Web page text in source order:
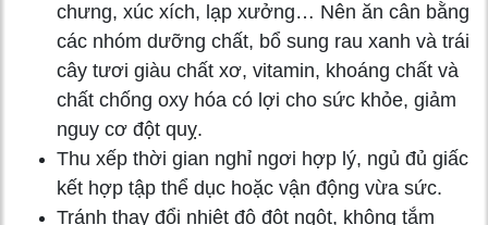
chưng, xúc xích, lạp xưởng… Nên ăn cân bằng
các nhóm dưỡng chất, bổ sung rau xanh và trái
cây tươi giàu chất xơ, vitamin, khoáng chất và
chất chống oxy hóa có lợi cho sức khỏe, giảm
nguy cơ đột quỵ.
Thu xếp thời gian nghỉ ngơi hợp lý, ngủ đủ giấc
kết hợp tập thể dục hoặc vận động vừa sức.
Tránh thay đổi nhiệt độ đột ngột, không tắm